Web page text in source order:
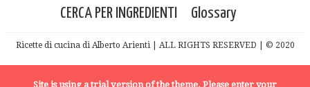
CERCA PER INGREDIENTI
Glossary
Ricette di cucina di Alberto Arienti | ALL RIGHTS RESERVED | © 2020
Site is using a trial version of the theme. Please enter your